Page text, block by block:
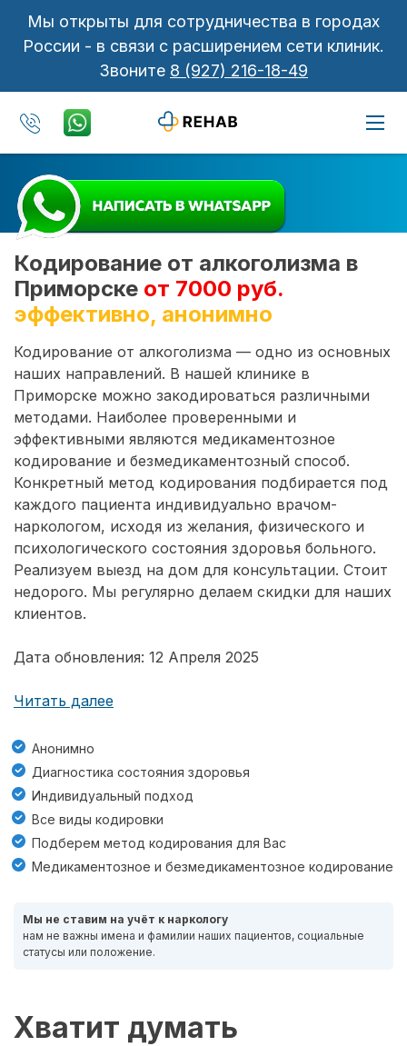
Мы открыты для сотрудничества в городах
России - в связи с расширением сети клиник.
Звоните 8 (927) 216-18-49
Кодирование от алкоголизма в
Приморске от 7000 руб.
эффективно, анонимно
Кодирование от алкоголизма — одно из основных
наших направлений. В нашей клинике в
Приморске можно закодироваться различными
методами. Наиболее проверенными и
эффективными являются медикаментозное
кодирование и безмедикаментозный способ.
Конкретный метод кодирования подбирается под
каждого пациента индивидуально врачом-
наркологом, исходя из желания, физического и
психологического состояния здоровья больного.
Реализуем выезд на дом для консультации. Стоит
недорого. Мы регулярно делаем скидки для наших
клиентов.
Дата обновления: 12 Апреля 2025
Читать далее
Анонимно
Диагностика состояния здоровья
Индивидуальный подход
Все виды кодировки
Подберем метод кодирования для Вас
Медикаментозное и безмедикаментозное кодирование
Мы не ставим на учёт к наркологу
нам не важны имена и фамилии наших пациентов, социальные
статусы или положение.
Хватит думать